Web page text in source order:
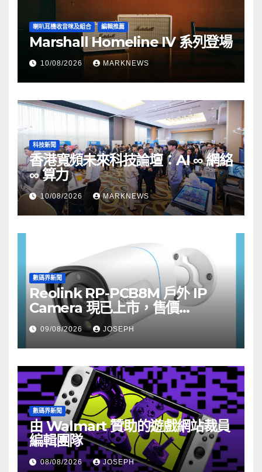
喇叭耳機收音咪及組合 編輯推薦
Marshall Homeline IV 系列登場
10/08/2026 MARKNEWS
科技新聞
香港寬頻未來科技論壇：AI ∞ 網絡
∞ 算力
10/08/2026 MARKNEWS
數碼界新聞
Reolink RP-PCB8M 戶外 IP
Camera 現已上市，售價
HK$722
09/08/2026 JOSEPH
數碼界新聞
由 Walmart 贊助的遊戲網站裁員
編輯團隊
08/08/2026 JOSEPH